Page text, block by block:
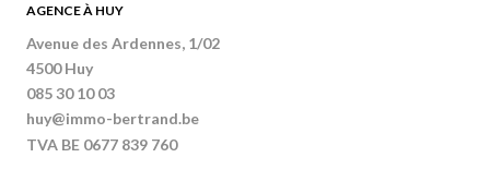
AGENCE À HUY
Avenue des Ardennes, 1/02
4500 Huy
085 30 10 03
huy@immo-bertrand.be
TVA BE 0677 839 760